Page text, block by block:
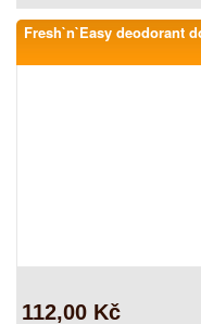
Fresh`n`Easy deodorant
112,00 Kč